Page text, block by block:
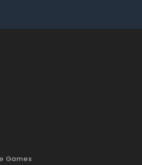
Games